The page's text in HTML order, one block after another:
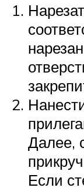
Далее,
Если